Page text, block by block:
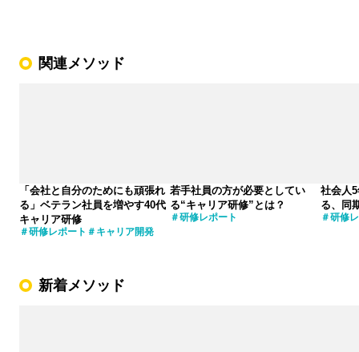
関連メソッド
「会社と自分のためにも頑張れ
る」ベテラン社員を増やす40代
キャリア研修
研修レポート キャリア開発
若手社員の方が必要としてい
る“キャリア研修”とは？
研修レポート
社会人
る、同
研修
新着メソッド